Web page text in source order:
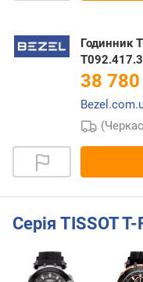
Годинник
38 780
Серія TISSOT